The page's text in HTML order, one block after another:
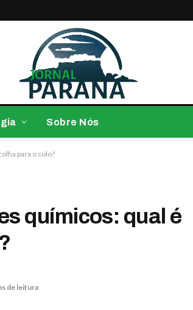
Sobre Nós
para o solo?
químicos: qual é
de leitura